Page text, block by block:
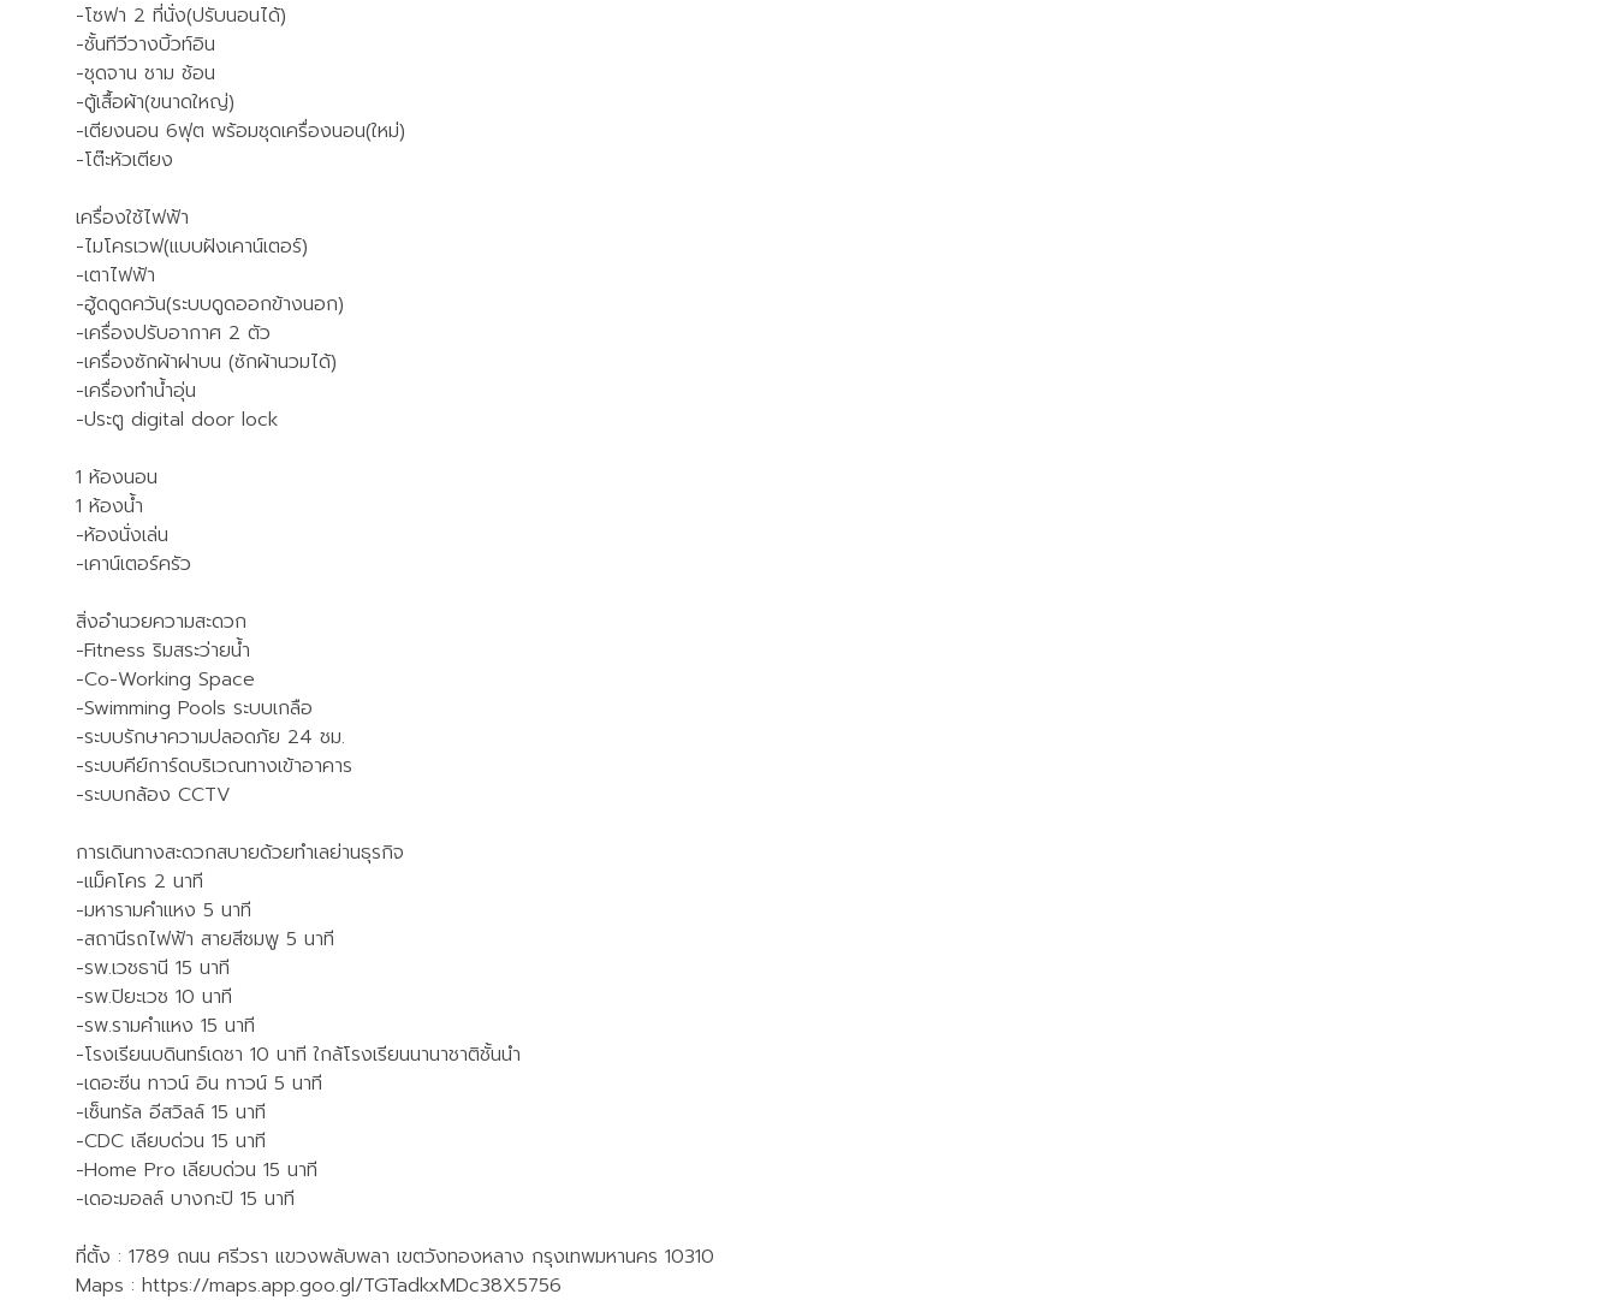
-โซฟา 2 ที่นั่ง(ปรับนอนได้)
-ชั้นทีวีวางบิ้วท์อิน
-ชุดจาน ชาม ช้อน
-ตู้เสื้อผ้า(ขนาดใหญ่)
-เตียงนอน 6ฟุต พร้อมชุดเครื่องนอน(ใหม่)
-โต๊ะหัวเตียง
เครื่องใช้ไฟฟ้า
-ไมโครเวฟ(แบบฝังเคาน์เตอร์)
-เตาไฟฟ้า
-ฮู้ดดูดควัน(ระบบดูดออกข้างนอก)
-เครื่องปรับอากาศ 2 ตัว
-เครื่องซักผ้าฝาบน (ซักผ้านวมได้)
-เครื่องทำน้ำอุ่น
-ประตู digital door lock
1 ห้องนอน
1 ห้องน้ำ
-ห้องนั่งเล่น
-เคาน์เตอร์ครัว
สิ่งอำนวยความสะดวก
-Fitness ริมสระว่ายน้ำ
-Co-Working Space
-Swimming Pools ระบบเกลือ
-ระบบรักษาความปลอดภัย 24 ชม.
-ระบบคีย์การ์ดบริเวณทางเข้าอาคาร
-ระบบกล้อง CCTV
การเดินทางสะดวกสบายด้วยทำเลย่านธุรกิจ
-แม็คโคร 2 นาที
-มหารามคำแหง 5 นาที
-สถานีรถไฟฟ้า สายสีชมพู 5 นาที
-รพ.เวชธานี 15 นาที
-รพ.ปิยะเวช 10 นาที
-รพ.รามคำแหง 15 นาที
-โรงเรียนบดินทร์เดชา 10 นาที ใกล้โรงเรียนนานาชาติชั้นนำ
-เดอะซีน ทาวน์ อิน ทาวน์ 5 นาที
-เซ็นทรัล อีสวิลล์ 15 นาที
-CDC เลียบด่วน 15 นาที
-Home Pro เลียบด่วน 15 นาที
-เดอะมอลล์ บางกะปิ 15 นาที
ที่ตั้ง : 1789 ถนน ศรีวรา แขวงพลับพลา เขตวังทองหลาง กรุงเทพมหานคร 10310
Maps : https://maps.app.goo.gl/TGTadkxMDc38X5756